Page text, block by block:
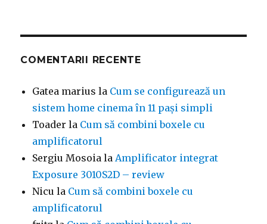
COMENTARII RECENTE
Gatea marius la Cum se configurează un
sistem home cinema în 11 pași simpli
Toader la Cum să combini boxele cu
amplificatorul
Sergiu Mosoia laAmplificator integrat
Exposure 3010S2D – review
Nicu la Cum să combini boxele cu
amplificatorul